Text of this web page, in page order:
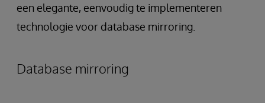
een elegante, eenvoudig te implementeren
technologie voor database mirroring.
Database mirroring